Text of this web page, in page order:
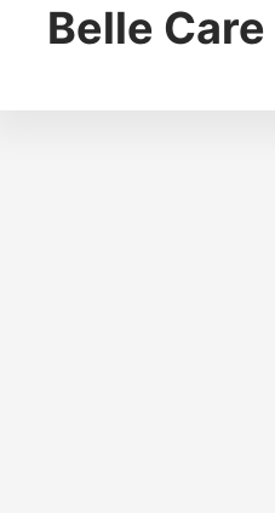
Belle Care